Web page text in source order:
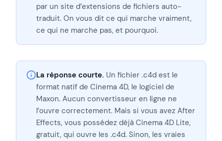
par un site d’extensions de fichiers auto-
traduit. On vous dit ce qui marche vraiment,
ce qui ne marche pas, et pourquoi.
La réponse courte. Un fichier .c4d est le
format natif de Cinema 4D, le logiciel de
Maxon. Aucun convertisseur en ligne ne
l’ouvre correctement. Mais si vous avez After
Effects, vous possédez déjà Cinema 4D Lite,
gratuit, qui ouvre les .c4d. Sinon, les vraies